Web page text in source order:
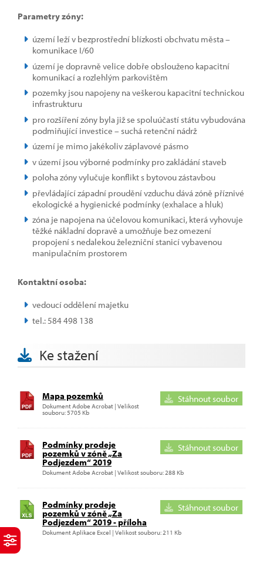
Parametry zóny:
území leží v bezprostřední blízkosti obchvatu města –
komunikace I/60
území je dopravně velice dobře obslouženo kapacitní
komunikací a rozlehlým parkovištěm
pozemky jsou napojeny na veškerou kapacitní technickou
infrastrukturu
pro rozšíření zóny byla již se spoluúčastí státu vybudována
podmiňující investice – suchá retenční nádrž
území je mimo jakékoliv záplavové pásmo
v území jsou výborné podmínky pro zakládání staveb
poloha zóny vylučuje konflikt s bytovou zástavbou
převládající západní proudění vzduchu dává zóně příznivé
ekologické a hygienické podmínky (exhalace a hluk)
zóna je napojena na účelovou komunikaci, která vyhovuje
těžké nákladní dopravě a umožňuje bez omezení
propojení s nedalekou železniční stanicí vybavenou
manipulačním prostorem
Kontaktní osoba:
vedoucí oddělení majetku
tel.: 584 498 138
Ke stažení
Stáhnout soubor
Mapa pozemků
Dokument Adobe Acrobat | Velikost
souboru: 5705 Kb
Stáhnout soubor
Podmínky prodeje
pozemků v zóně „Za
Podjezdem“ 2019
Dokument Adobe Acrobat | Velikost souboru: 288 Kb
Stáhnout soubor
Podmínky prodeje
pozemků v zóně „Za
Podjezdem“ 2019 - příloha
Dokument Aplikace Excel | Velikost souboru: 211 Kb